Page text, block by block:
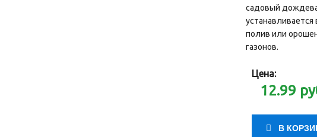
садовый
полив или
газонов.
Цена:
12.99
В